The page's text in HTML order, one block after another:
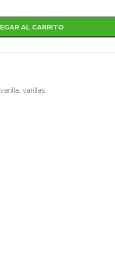
AL CARRITO
varilla, varillas